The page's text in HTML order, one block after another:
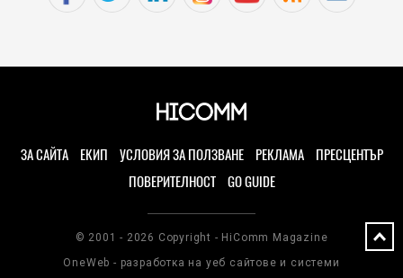
ЗА САЙТА ЕКИП УСЛОВИЯ ЗА ПОЛЗВАНЕ РЕКЛАМА
ПРЕСЦЕНТЪР
ПОВЕРИТЕЛНОСТ
GO GUIDE
© 2001 - 2026 Copyright - HiComm Magazine
OneWeb - разработка на уеб сайтове и системи